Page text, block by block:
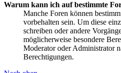
Warum kann ich auf bestimmte
Manche Foren können
vorbehalten sein. Um diese
schreiben oder andere
möglicherweise besondere
Moderator oder Administrator
Berechtigungen.